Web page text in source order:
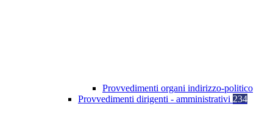
Provvedimenti organi indirizzo-politico
Provvedimenti dirigenti - amministrativi 234